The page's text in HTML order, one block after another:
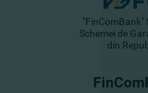
"FinComBank"
Schemei de
din